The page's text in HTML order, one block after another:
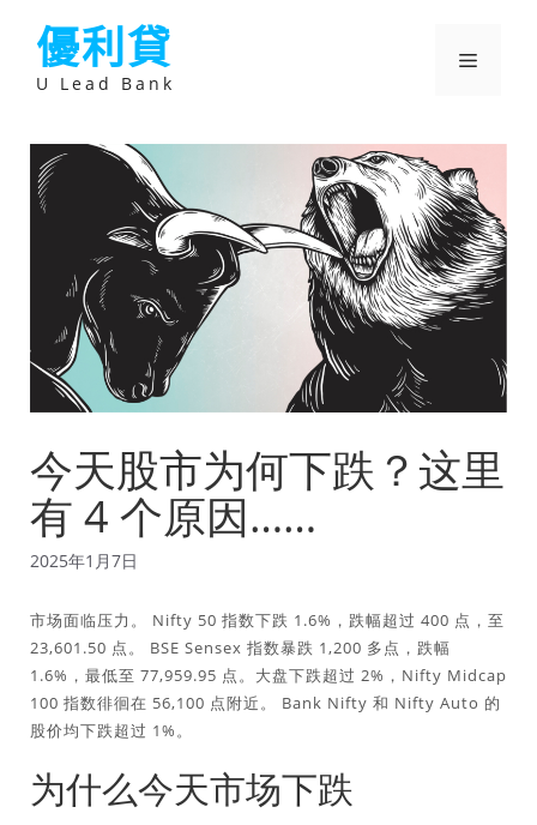
優利貸
U Lead Bank
選
今天股市为何下跌？这里
有 4 个原因……
2025年1月7日
市场面临压力。 Nifty 50 指数下跌 1.6%，跌幅超过 400 点，至
23,601.50 点。 BSE Sensex 指数暴跌 1,200 多点，跌幅
1.6%，最低至 77,959.95 点。大盘下跌超过 2%，Nifty Midcap
100 指数徘徊在 56,100 点附近。 Bank Nifty 和 Nifty Auto 的
股价均下跌超过 1%。
为什么今天市场下跌